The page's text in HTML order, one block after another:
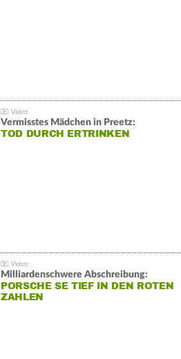
Vermisstes Mädchen in Preetz:
TOD DURCH ERTRINKEN
Milliardenschwere Abschreibung:
PORSCHE SE TIEF IN DEN ROTEN
ZAHLEN